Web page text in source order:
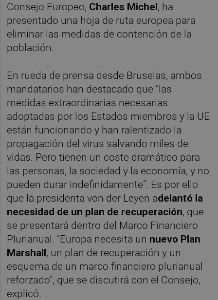
Consejo Europeo, Charles Michel, ha
presentado una hoja de ruta europea para
eliminar las medidas de contención de la
población.
En rueda de prensa desde Bruselas, ambos
mandatarios han destacado que “las
medidas extraordinarias necesarias
adoptadas por los Estados miembros y la UE
están funcionando y han ralentizado la
propagación del virus salvando miles de
vidas. Pero tienen un coste dramático para
las personas, la sociedad y la economía, y no
pueden durar indefinidamente”. Es por ello
que la presidenta von der Leyen adelantó la
necesidad de un plan de recuperación, que
se presentará dentro del Marco Financiero
Plurianual. “Europa necesita un nuevo Plan
Marshall, un plan de recuperación y un
esquema de un marco financiero plurianual
reforzado”, que se discutirá con el Consejo,
explicó.